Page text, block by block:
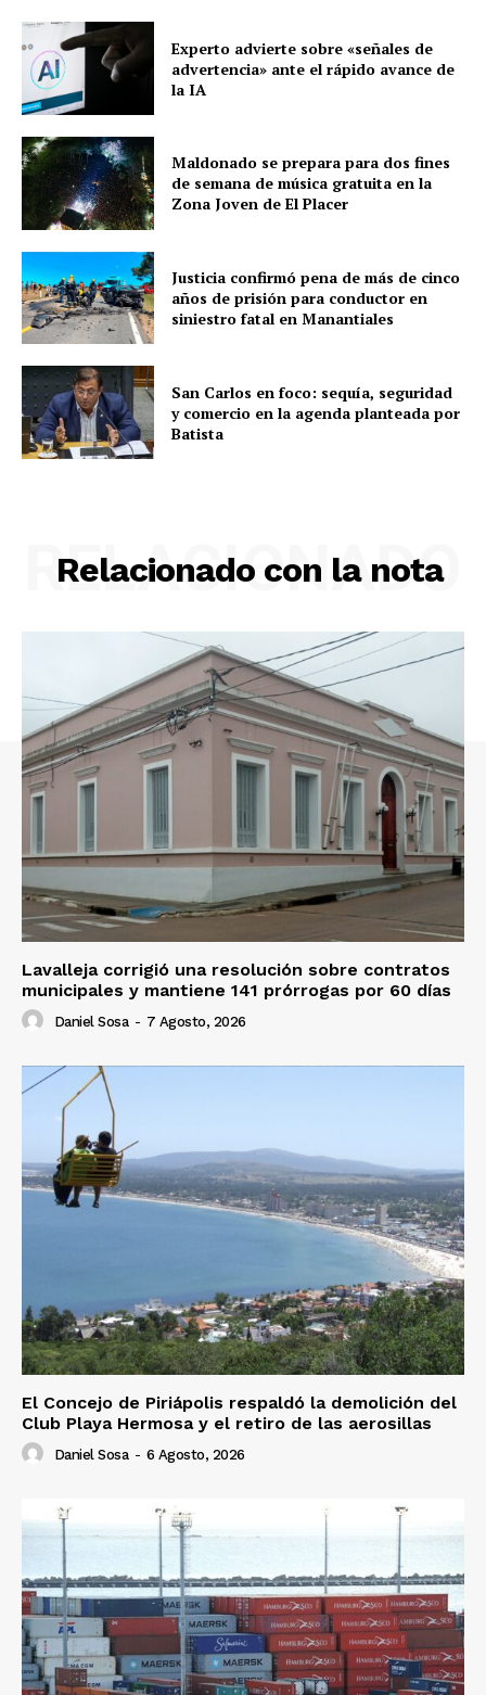
Experto advierte sobre «señales de
advertencia» ante el rápido avance de
la IA
Maldonado se prepara para dos fines
de semana de música gratuita en la
Zona Joven de El Placer
Justicia confirmó pena de más de cinco
años de prisión para conductor en
siniestro fatal en Manantiales
San Carlos en foco: sequía, seguridad
y comercio en la agenda planteada por
Batista
Relacionado con la nota
RELACIONADO
Lavalleja corrigió una resolución sobre contratos
municipales y mantiene 141 prórrogas por 60 días
Daniel Sosa - 7 Agosto, 2026
El Concejo de Piriápolis respaldó la demolición del
Club Playa Hermosa y el retiro de las aerosillas
Daniel Sosa - 6 Agosto, 2026